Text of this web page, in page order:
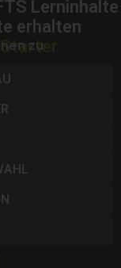
Lerninhalte
erhalten
zu